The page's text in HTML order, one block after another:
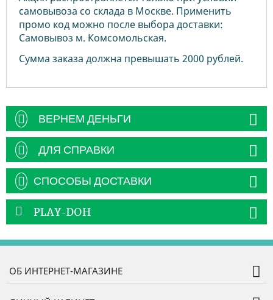
самовывоза со склада в Москве. Применить
промо код можно после выбора доставки:
Самовывоз м. Комсомольская.
Сумма заказа должна превышать 2000 рублей.
ВЕРНЕМ ДЕНЬГИ
ДЛЯ СПРАВКИ
СПОСОБЫ ДОСТАВКИ
PLAY-DOH
ОБ ИНТЕРНЕТ-МАГАЗИНЕ